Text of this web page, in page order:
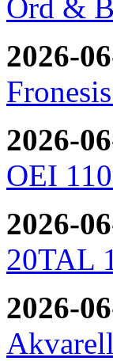
Ord &
2026-
2026-
OEI
2026-
20TAL
2026-